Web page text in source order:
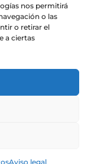
nos permitirá
o las
o retirar el
a ciertas
Aviso legal